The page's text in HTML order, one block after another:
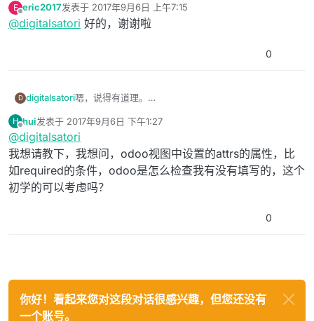
姿态控制的调度关系，了解了以后，说不定我可以驾驶
它飞月球呢！
开个玩笑，兄弟的问题都不够具体，我们才学有限，抱
歉了。初次学习Odoo开发还是先从框架应用的基础开始
E
离线
eric2017发表于 2017年9月6日 上午7:15
最后由 编辑
@digitalsatori 好的，谢谢啦
0
D digitalsatori嗯，说得有道理。
姿态控制的调度关系，了解了以后，说不定我可以驾驶
它飞月球呢！
开个玩笑，兄弟的问题都不够具体，我们才学有限，抱
歉了。初次学习Odoo开发还是先从框架应用的基础开始
吧，之前发给你的链接是后端模块开发的，下面的链接
是关于前端控件开发的：
https://www.odoo.com/documentation/10.0/howto
s/web.html
H
离线
hui发表于 2017年9月6日 下午1:27
最后由 编辑
@digitalsatori
我想请教下，我想问，odoo视图中设置的attrs的属性，比
如required的条件，odoo是怎么检查我有没有填写的，这个
初学的可以考虑吗？
0
你好！看起来您对这段对话很感兴趣，但您还没有
一个账号。